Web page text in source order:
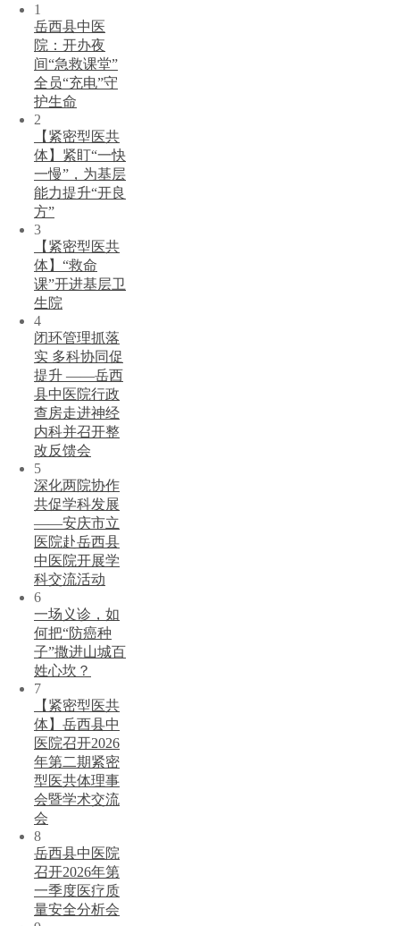
1
岳西县中医
院：开办夜
间“急救课堂”
全员“充电”守
护生命
2
【紧密型医共
体】紧盯“一快
一慢”，为基层
能力提升“开良
方”
3
【紧密型医共
体】“救命
课”开进基层卫
生院
4
闭环管理抓落
实 多科协同促
提升 ——岳西
县中医院行政
查房走进神经
内科并召开整
改反馈会
5
深化两院协作
共促学科发展
——安庆市立
医院赴岳西县
中医院开展学
科交流活动
6
一场义诊，如
何把“防癌种
子”撒进山城百
姓心坎？
7
【紧密型医共
体】岳西县中
医院召开2026
年第二期紧密
型医共体理事
会暨学术交流
会
8
岳西县中医院
召开2026年第
一季度医疗质
量安全分析会